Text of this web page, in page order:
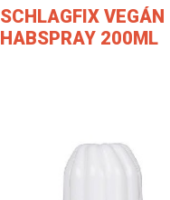
SCHLAGFIX VEGÁN
HABSPRAY 200ML